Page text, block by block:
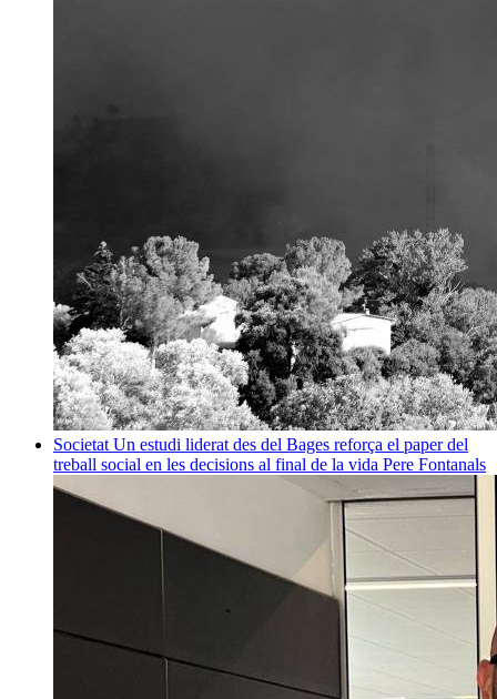
Societat Un estudi liderat des del Bages reforça el paper del
treball social en les decisions al final de la vida Pere Fontanals